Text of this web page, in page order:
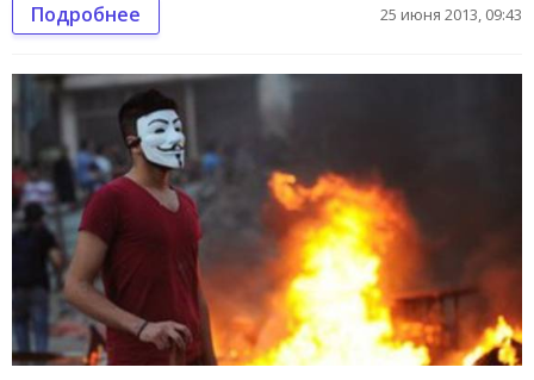
Подробнее 25 июня 2013, 09:43